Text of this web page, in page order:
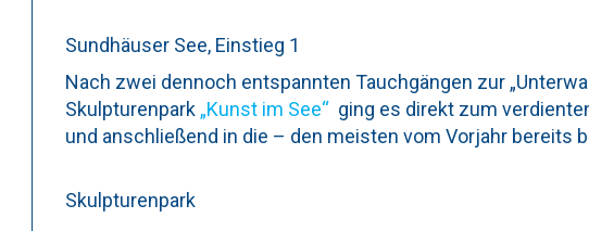
Sundhäuser See, Einstieg 1
Nach zwei dennoch entspannten Tauchgängen zur
Skulpturenpark „Kunst im See“ ging es direkt zum
und anschließend in die – den meisten vom Vorjahr bereits
Skulpturenpark